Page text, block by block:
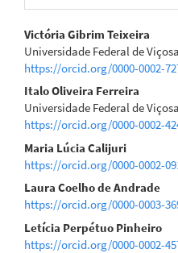
Conteúdo
do
artigo
principal
Victória Gibrim Teixeira
Universidade Federal de Viçosa
https://orcid.org/0000-0002-
Italo Oliveira Ferreira
Universidade Federal de Viçosa
https://orcid.org/0000-0002-
Maria Lúcia Calijuri
https://orcid.org/0000-0002-
Laura Coelho de Andrade
https://orcid.org/0000-0003-
Letícia Perpétuo Pinheiro
https://orcid.org/0000-0002-